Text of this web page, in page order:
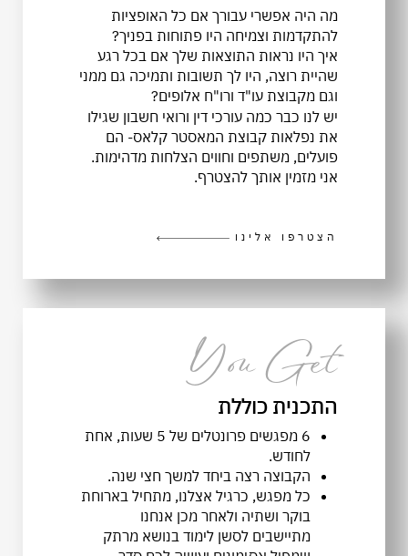
מה היה אפשרי עבורך אם כל האופציות
להתקדמות וצמיחה היו פתוחות בפניך?
איך היו נראות התוצאות שלך אם בכל רגע
שהיית רוצה, היו לך תשובות ותמיכה גם ממני
וגם מקבוצת עו"ד ורו"ח אלופים?
יש לנו כבר כמה עורכי דין ורואי חשבון שגילו
את נפלאות קבוצת המאסטר קלאס- הם
פועלים, משתפים וחווים הצלחות מדהימות.
אני מזמין אותך להצטרף.
הצטרפו אלינו
You Get
התכנית כוללת
6 מפגשים פרונטלים של 5 שעות, אחת
לחודש.
הקבוצה רצה ביחד למשך חצי שנה.
כל מפגש, כרגיל אצלנו, מתחיל בארוחת
בוקר ושתיה ולאחר מכן אנחנו
מתיישבים לסשן לימוד בנושא מרתק